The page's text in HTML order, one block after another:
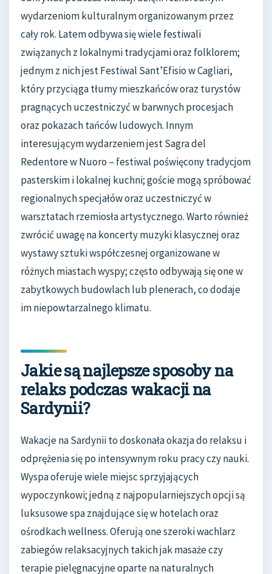
wydarzeniom kulturalnym organizowanym przez
cały rok. Latem odbywa się wiele festiwali
związanych z lokalnymi tradycjami oraz folklorem;
jednym z nich jest Festiwal Sant’Efisio w Cagliari,
który przyciąga tłumy mieszkańców oraz turystów
pragnących uczestniczyć w barwnych procesjach
oraz pokazach tańców ludowych. Innym
interesującym wydarzeniem jest Sagra del
Redentore w Nuoro – festiwal poświęcony tradycjom
pasterskim i lokalnej kuchni; goście mogą spróbować
regionalnych specjałów oraz uczestniczyć w
warsztatach rzemiosła artystycznego. Warto również
zwrócić uwagę na koncerty muzyki klasycznej oraz
wystawy sztuki współczesnej organizowane w
różnych miastach wyspy; często odbywają się one w
zabytkowych budowlach lub plenerach, co dodaje
im niepowtarzalnego klimatu.
Jakie są najlepsze sposoby na
relaks podczas wakacji na
Sardynii?
Wakacje na Sardynii to doskonała okazja do relaksu i
odprężenia się po intensywnym roku pracy czy nauki.
Wyspa oferuje wiele miejsc sprzyjających
wypoczynkowi; jedną z najpopularniejszych opcji są
luksusowe spa znajdujące się w hotelach oraz
ośrodkach wellness. Oferują one szeroki wachlarz
zabiegów relaksacyjnych takich jak masaże czy
terapie pielęgnacyjne oparte na naturalnych